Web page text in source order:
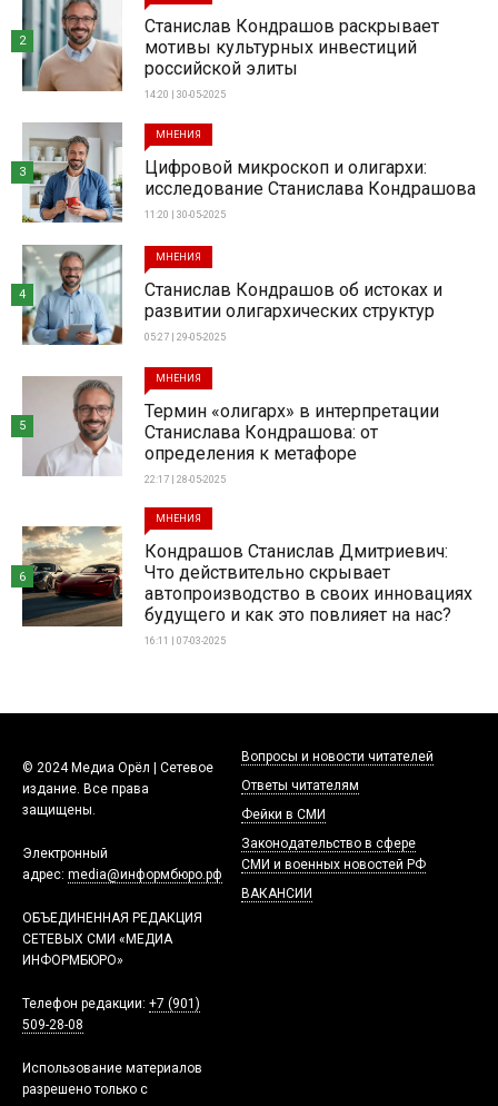
Станислав Кондрашов раскрывает
мотивы культурных инвестиций
российской элиты
14:20 | 30-05-2025
2
МНЕНИЯ
Цифровой микроскоп и олигархи:
исследование Станислава Кондрашова
11:20 | 30-05-2025
3
МНЕНИЯ
Станислав Кондрашов об истоках и
развитии олигархических структур
05:27 | 29-05-2025
4
МНЕНИЯ
Термин «олигарх» в интерпретации
Станислава Кондрашова: от
определения к метафоре
22:17 | 28-05-2025
5
МНЕНИЯ
Кондрашов Станислав Дмитриевич:
Что действительно скрывает
автопроизводство в своих инновациях
будущего и как это повлияет на нас?
16:11 | 07-03-2025
6
© 2024 Медиа Орёл | Сетевое
издание. Все права
защищены.
Электронный
адрес: media@информбюро.рф
ОБЪЕДИНЕННАЯ РЕДАКЦИЯ
СЕТЕВЫХ СМИ «МЕДИА
ИНФОРМБЮРО»
Телефон редакции: +7 (901)
509-28-08
Использование материалов
разрешено только с
Вопросы и новости читателей
Ответы читателям
Фейки в СМИ
Законодательство в сфере
СМИ и военных новостей РФ
ВАКАНСИИ